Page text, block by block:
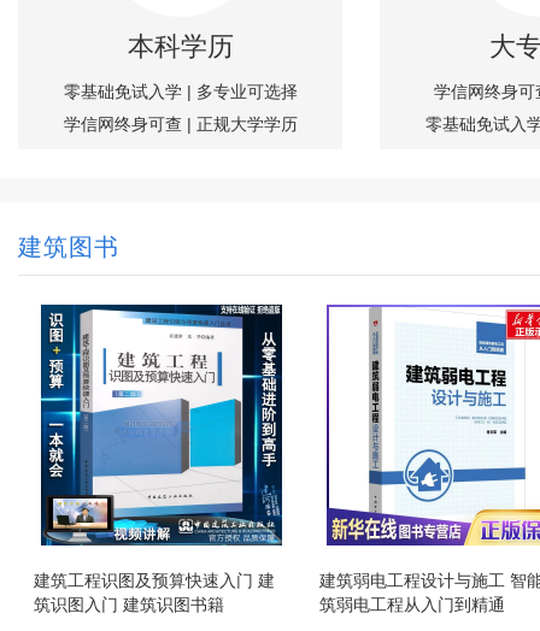
本科学历
零基础免试入学 | 多专业可选择
学信网终身可查 | 正规大学学历
大
学信网终身
零基础免试入
建筑图书
建筑工程识图及预算快速入门 建
筑识图入门 建筑识图书籍
建筑弱电工程设计与施工 智
筑弱电工程从入门到精通